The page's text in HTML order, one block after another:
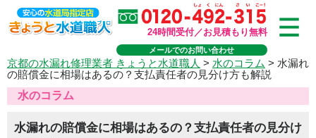
24時間受付／お見積もり無料
メールでのお問い合わせ
京都の水漏れ修理業者 きょうと水道職人 > 水のコラム > 水漏れ
の賠償金に相場はあるの？支払責任者の見分け方も解説
水のコラム
水漏れの賠償金に相場はあるの？支払責任者の見分け